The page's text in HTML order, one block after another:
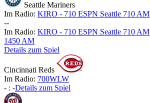
Seattle Mariners
Im Radio: KIRO - 710 ESPN Seattle 710 AM
--
Im Radio: KIRO - 710 ESPN Seattle 710 AM
1450 AM
Details zum Spiel
Cincinnati Reds
Im Radio: 700WLW
- : -Details zum Spiel